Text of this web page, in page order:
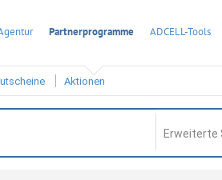
Partnerprogramme ADCELL-Tools
Aktionen
Erweiterte